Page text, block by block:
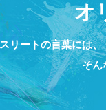
オ
リートの言葉には
そん